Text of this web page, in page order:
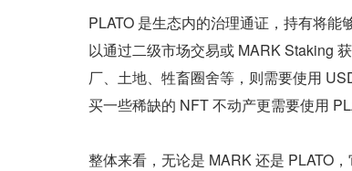
PLATO 是生态内的治理通证，持有将
以通过二级市场交易或 MARK Staking
厂、土地、牲畜圈舍等，则需要使用
买一些稀缺的 NFT 不动产更需要使用
整体来看，无论是 MARK 还是 PLATO